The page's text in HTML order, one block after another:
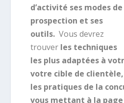
d’activité ses modes de
prospection et ses
outils. Vous devrez
trouver les techniques
les plus adaptées à
votre cible de
les pratiques de la
vous mettant à la